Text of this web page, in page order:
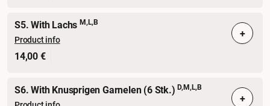
S5. With Lachs M,L,B
Product info
14,00 €
+
S6. With Knusprigen Garnelen (6 Stk.)D,M,L,B
+